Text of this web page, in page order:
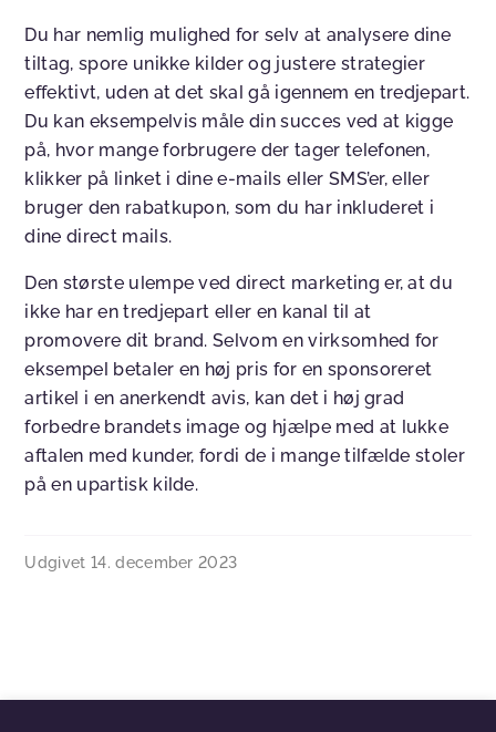
Du har nemlig mulighed for selv at analysere dine
tiltag, spore unikke kilder og justere strategier
effektivt, uden at det skal gå igennem en tredjepart.
Du kan eksempelvis måle din succes ved at kigge
på, hvor mange forbrugere der tager telefonen,
klikker på linket i dine e-mails eller SMS’er, eller
bruger den rabatkupon, som du har inkluderet i
dine direct mails.
Den største ulempe ved direct marketing er, at du
ikke har en tredjepart eller en kanal til at
promovere dit brand. Selvom en virksomhed for
eksempel betaler en høj pris for en sponsoreret
artikel i en anerkendt avis, kan det i høj grad
forbedre brandets image og hjælpe med at lukke
aftalen med kunder, fordi de i mange tilfælde stoler
på en upartisk kilde.
Udgivet 14. december 2023